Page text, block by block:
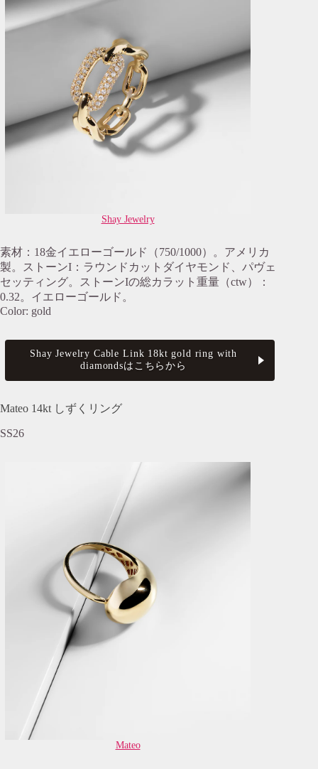
Shay Jewelry
素材：18金イエローゴールド（750/1000）。アメリカ
製。ストーンI：ラウンドカットダイヤモンド、パヴェ
セッティング。ストーンIの総カラット重量（ctw）：
0.32。イエローゴールド。
Color: gold
Shay Jewelry Cable Link 18kt gold ring with
diamondsはこちらから
Mateo 14kt しずくリング
SS26
Mateo